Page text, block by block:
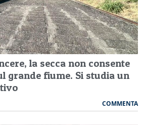
la secca non consente
grande fiume. Si studia un
COMMENTA